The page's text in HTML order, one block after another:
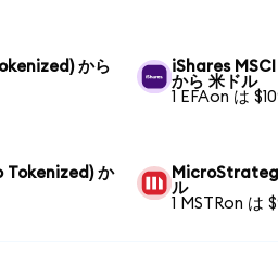
から
iShares
から 米ドル
1 EFAon は
Tokenized) か
ル
1 MSTRon は